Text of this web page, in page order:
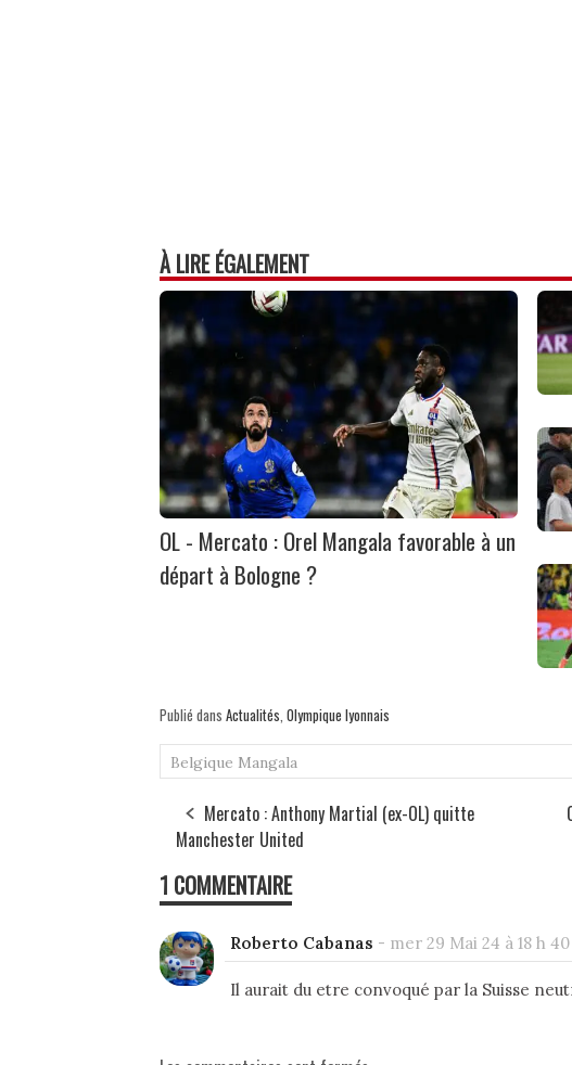
À LIRE ÉGALEMENT
OL - Mercato : Orel Mangala favorable à un
départ à Bologne ?
Publié dans Actualités, Olympique lyonnais
Belgique Mangala
Mercato : Anthony Martial (ex-OL) quitte
Manchester United
1 COMMENTAIRE
Roberto Cabanas - mer 29 Mai 24 à 18 h 40
Il aurait du etre convoqué par la Suisse